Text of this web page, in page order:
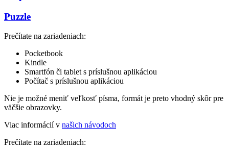
Puzzle
Prečítate na zariadeniach:
Pocketbook
Kindle
Smartfón či tablet s príslušnou aplikáciou
Počítač s príslušnou aplikáciou
Nie je možné meniť veľkosť písma, formát je preto vhodný skôr pre
väčšie obrazovky.
Viac informácií v našich návodoch
Prečítate na zariadeniach: